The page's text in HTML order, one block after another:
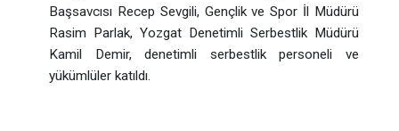
Başsavcısı Recep Sevgili, Gençlik ve Spor İl Müdürü
Rasim Parlak, Yozgat Denetimli Serbestlik Müdürü
Kamil Demir, denetimli serbestlik personeli ve
yükümlüler katıldı.